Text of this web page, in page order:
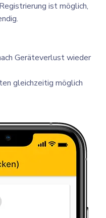
ist möglich,
Geräteverlust wieder
gleichzeitig möglich